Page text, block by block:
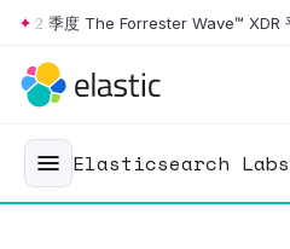
Skip to main content
度 The Forrester Wave™ XDR 平台 •
Elasticsearch Labs